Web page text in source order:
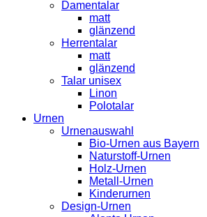
Damentalar
matt
glänzend
Herrentalar
matt
glänzend
Talar unisex
Linon
Polotalar
Urnen
Urnenauswahl
Bio-Urnen aus Bayern
Naturstoff-Urnen
Holz-Urnen
Metall-Urnen
Kinderurnen
Design-Urnen